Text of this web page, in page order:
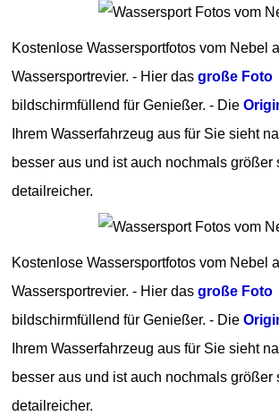
Kostenlose Wassersportfotos vom Nebel
Wassersportrevier. - Hier dasgroße Foto
bildschirmfüllend für Genießer. - Die
Ihrem Wasserfahrzeug aus für Sie sieht
besser aus und ist auch nochmals größer
detailreicher.
Kostenlose Wassersportfotos vom Nebel
Wassersportrevier. - Hier dasgroße Foto
bildschirmfüllend für Genießer. - Die
Ihrem Wasserfahrzeug aus für Sie sieht
besser aus und ist auch nochmals größer
detailreicher.